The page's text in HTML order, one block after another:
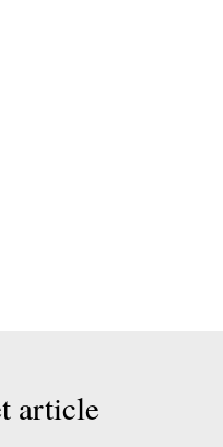
article